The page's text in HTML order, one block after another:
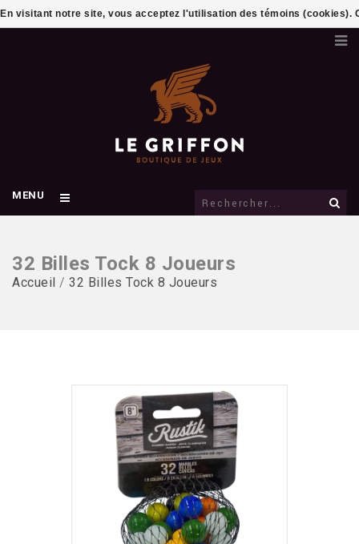
MENU
32 Billes Tock 8 Joueurs
Accueil / 32 Billes Tock 8 Joueurs
En visitant notre site, vous acceptez l'utilisation des témoins